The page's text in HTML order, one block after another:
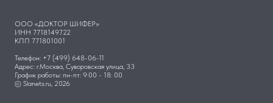
ООО «ДОКТОР ШИФЕР»
ИНН 7718149722
КПП 771801001
Телефон: +7 (499) 648-06-11
Адрес: г.Москва, Суворовская улица, 33
График работы: пн-пт: 9:00 - 18: 00
© Slanets.ru, 2026